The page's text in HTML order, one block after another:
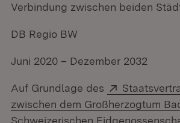
Verbindung zwischen beiden
DB Regio BW
Juni 2020 – Dezember 2032
Auf Grundlage des Extern:
zwischen dem Großherzogtum
Schweizerischen